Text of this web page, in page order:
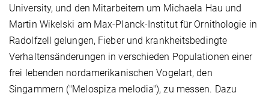
University, und den Mitarbeitern um Michaela Hau und
Martin Wikelski am Max-Planck-Institut für Ornithologie in
Radolfzell gelungen, Fieber und krankheitsbedingte
Verhaltensänderungen in verschieden Populationen einer
frei lebenden nordamerikanischen Vogelart, den
Singammern ("Melospiza melodia"), zu messen. Dazu